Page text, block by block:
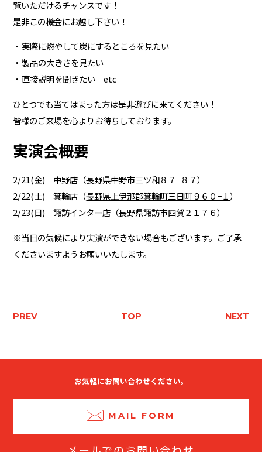
覧いただけるチャンスです！
是非この機会にお越し下さい！
実際に燃やして炭にするところを見たい
製品の大きさを見たい
直接説明を聞きたい etc
ひとつでも当てはまった方は是非遊びに来てください！
皆様のご来場を心よりお待ちしております。
実演会概要
2/21(金) 中野店（長野県中野市三ツ和８７−８７）
2/22(土) 箕輪店（長野県上伊那郡箕輪町三日町９６０−１）
2/23(日) 諏訪インター店（長野県諏訪市四賀２１７６）
※当日の気候により実演ができない場合もございます。ご了承
くださいますようお願いいたします。
PREV TOP NEXT
お気軽にお問い合わせください。
MAIL FORM